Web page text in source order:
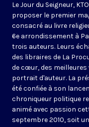
Le Jour du Seigneur,
proposer le premier
consacré au livre
6e arrondissement à
trois auteurs. Leurs
des libraires de La
de cœur, des meilleures
portrait d'auteur. La
été confiée à son
chroniqueur politique
animé avec passion
septembre 2010, soit